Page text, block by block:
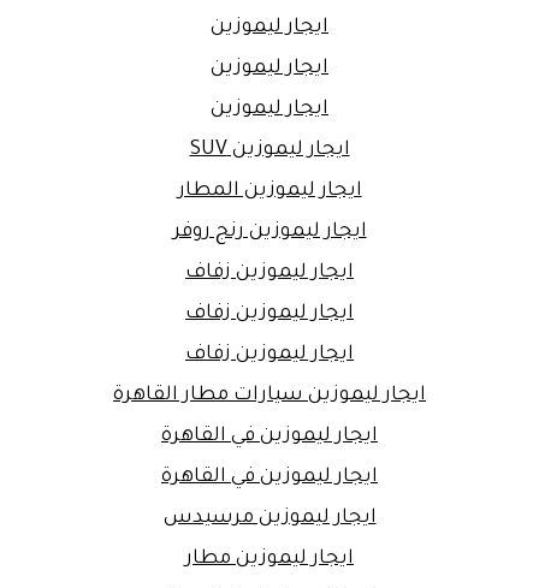
ايجار ليموزين
ايجار ليموزين
ايجار ليموزين
ايجار ليموزين SUV
ايجار ليموزين المطار
ايجار ليموزين رنج روفر
ايجار ليموزين زفاف
ايجار ليموزين زفاف
ايجار ليموزين زفاف
ايجار ليموزين سيارات مطار القاهرة
ايجار ليموزين في القاهرة
ايجار ليموزين في القاهرة
ايجار ليموزين مرسيدس
ايجار ليموزين مطار